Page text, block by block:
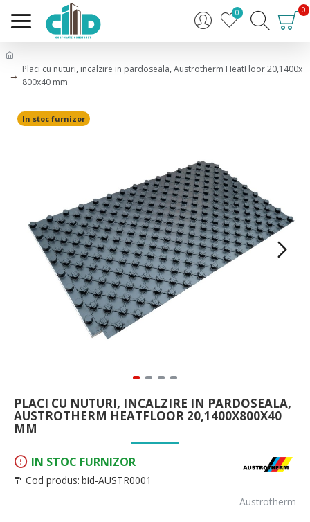
0 0
Placi cu nuturi, incalzire in pardoseala, Austrotherm HeatFloor 20,1400x
800x40 mm
In stoc furnizor
PLACI CU NUTURI, INCALZIRE IN PARDOSEALA,
AUSTROTHERM HEATFLOOR 20,1400X800X40
MM
IN STOC FURNIZOR
Cod produs: bid-AUSTR0001
Austrotherm